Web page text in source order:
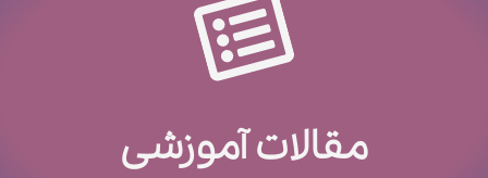
مقالات آموزشی